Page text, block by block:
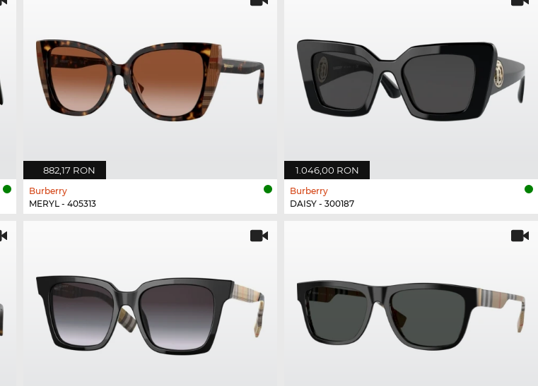
882,17 RON
Burberry
MERYL - 405313
1.046,00 RON
Burberry
DAISY - 300187